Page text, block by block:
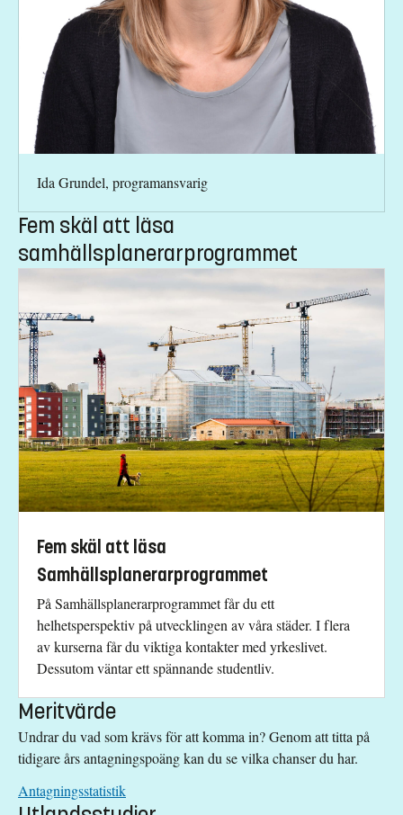
Ida Grundel, programansvarig
Fem skäl att läsa
samhällsplanerarprogrammet
Fem skäl att läsa
Samhällsplanerarprogrammet
På Samhällsplanerarprogrammet får du ett
helhetsperspektiv på utvecklingen av våra städer. I flera
av kurserna får du viktiga kontakter med yrkeslivet.
Dessutom väntar ett spännande studentliv.
Meritvärde
Undrar du vad som krävs för att komma in? Genom att titta på
tidigare års antagningspoäng kan du se vilka chanser du har.
Antagningsstatistik